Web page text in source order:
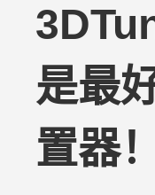
是最
置器！